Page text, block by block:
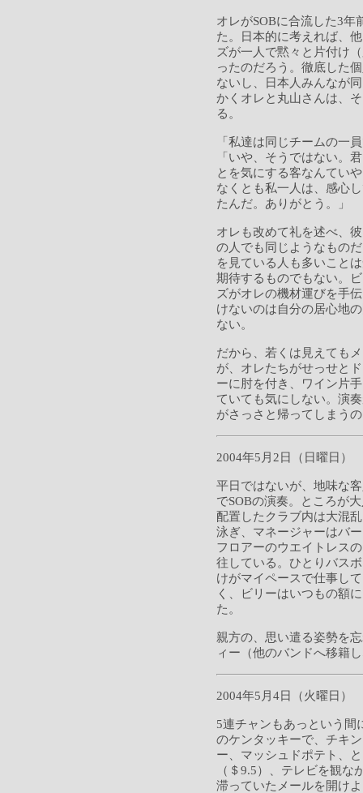
オレがSOBに合流した3年
た。日本的に考えれば、
ズが一人で黙々と片付け
ったのだろう。徹底した
ないし、日本人みんなが
かくオレと丸山さんは、
る。
「私達は同じチームの一
「いや、そうではない。
とを気にする客なんてい
なくとも私一人は、感心
たんだ。ありがとう。」
オレも改めて礼を述べ、
の人でも同じようなもの
を見ている人も多いこと
期待するものでもない。
ズがオレの機材運びを手
けないのは自分の居心地
ない。
だから、若くは見えても
が、オレたちがせっせと
ーに肘を付き、ワイン片
ていても気にしない。演
がさっさと帰ってしまう
2004年5月2日（日曜日）
平日ではないが、地味な
でSOBの演奏。ところが
配置したクラブ内は大混
泳ぎ、マネージャーはバ
フロアーのウエイトレス
往している。ひとりバス
けがマイペースで仕事し
く、ビリーはいつもの額
た。
親方の、思い遣る姿勢を
ィー（他のバンドへ移籍
2004年5月4日（火曜日）
5連チャンもあっという間
のケンタッキーで、チキ
ー、マッシュドポテト、
（＄9.5）、テレビを観
滞っていたメールを開け